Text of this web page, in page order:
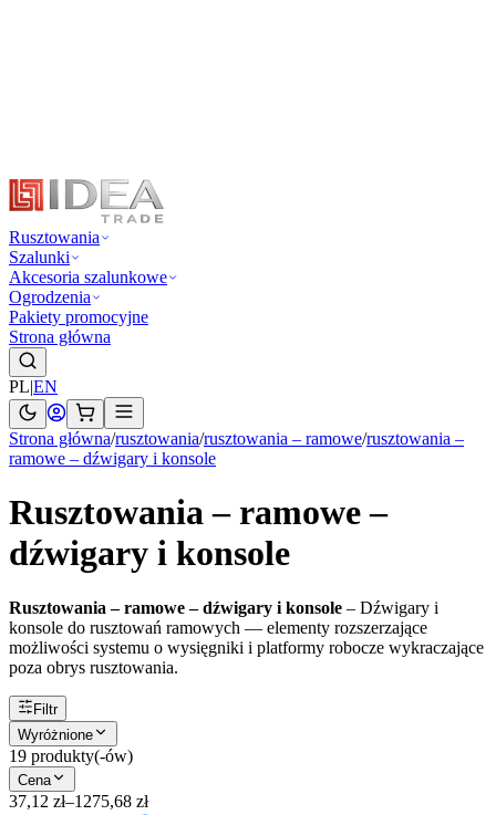
Rusztowania
Szalunki
Akcesoria szalunkowe
Ogrodzenia
Pakiety promocyjne
Strona główna
PL|EN
Strona główna/rusztowania/rusztowania – ramowe/rusztowania –
ramowe – dźwigary i konsole
Rusztowania – ramowe –
dźwigary i konsole
Rusztowania – ramowe – dźwigary i konsole – Dźwigary i
konsole do rusztowań ramowych — elementy rozszerzające
możliwości systemu o wysięgniki i platformy robocze wykraczające
poza obrys rusztowania.
Filtr
Wyróżnione
19 produkty(-ów)
Cena
37,12 zł–1275,68 zł